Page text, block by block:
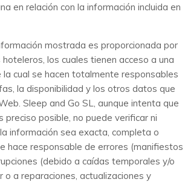
en relación con la información incluida en
mostrada es proporcionada por
los cuales tienen acceso a una
cual se hacen totalmente responsables
la disponibilidad y los otros datos que
Sleep and Go SL, aunque intenta que
preciso posible, no puede verificar ni
información sea exacta, completa o
hace responsable de errores (manifiestos
(debido a caídas temporales y/o
o a reparaciones, actualizaciones y